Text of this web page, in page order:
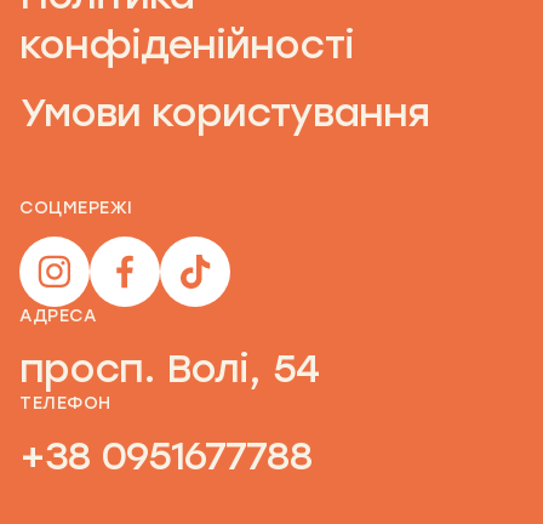
конфіденійності
Умови користування
СОЦМЕРЕЖІ
АДРЕСА
просп. Волі, 54
ТЕЛЕФОН
+38 0951677788